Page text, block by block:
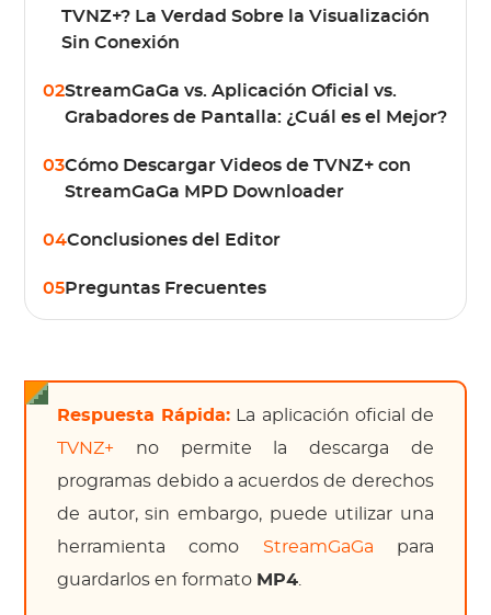
TVNZ+? La Verdad Sobre la Visualización
Sin Conexión
02StreamGaGa vs. Aplicación Oficial vs.
Grabadores de Pantalla: ¿Cuál es el Mejor?
03Cómo Descargar Videos de TVNZ+ con
StreamGaGa MPD Downloader
04Conclusiones del Editor
05Preguntas Frecuentes
Respuesta Rápida: La aplicación oficial de
TVNZ+ no permite la descarga de
programas debido a acuerdos de derechos
de autor, sin embargo, puede utilizar una
herramienta como StreamGaGa para
guardarlos en formato MP4